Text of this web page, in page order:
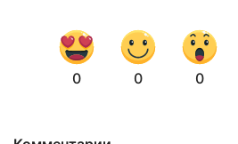
0 0 0